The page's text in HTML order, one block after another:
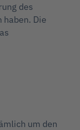
des
haben. Die
um den